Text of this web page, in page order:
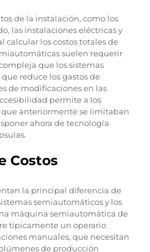
de la instalación, como los
las instalaciones eléctricas y
calcular los costos totales de
suelen requerir
que los sistemas
reduce los gastos de
de modificaciones en las
permite a los
anteriormente se limitaban
ahora de tecnología
Costos
la principal diferencia de
semiautomáticos y los
máquina semiautomática de
típicamente un operario
manuales, que necesitan
de producción